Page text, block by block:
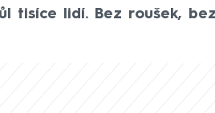
tisíce lidí. Bez roušek,